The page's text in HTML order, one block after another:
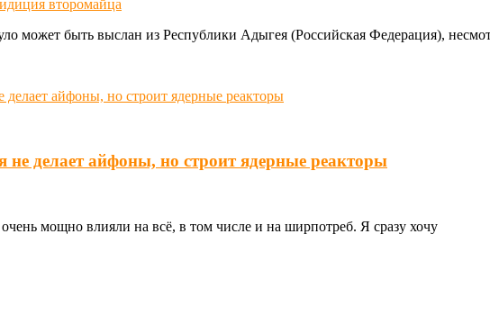
второмайца
может быть выслан из Республики Адыгея (Российская Федерация),
делает айфоны, но строит ядерные реакторы
мощно влияли на всё, в том числе и на ширпотреб. Я сразу хочу